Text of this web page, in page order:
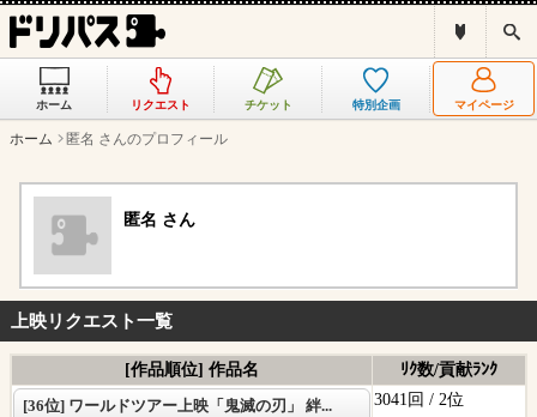
リ
ス
と
索
ホーム リクエスト チケット 特別企画 マイページ
ホーム 匿名 さんのプロフィール
匿名 さん
上映リクエスト一覧
[作品順位] 作品名
ﾘｸ数/貢献ﾗﾝｸ
[36位] ワールドツアー上映「鬼滅の刃」 絆...
3041回 / 2位